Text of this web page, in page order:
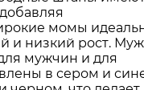
момы
и низкий рост.
мужчин и для
в сером и